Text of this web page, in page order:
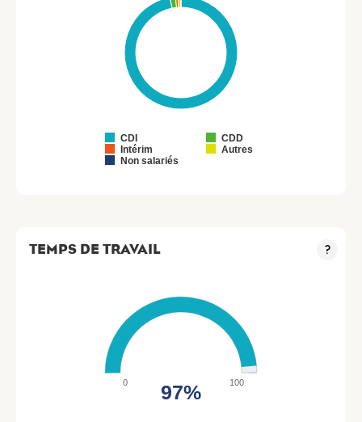
CDI
CDD
Intérim
Autres
Non salariés
TEMPS DE TRAVAIL ?
0 100
97%